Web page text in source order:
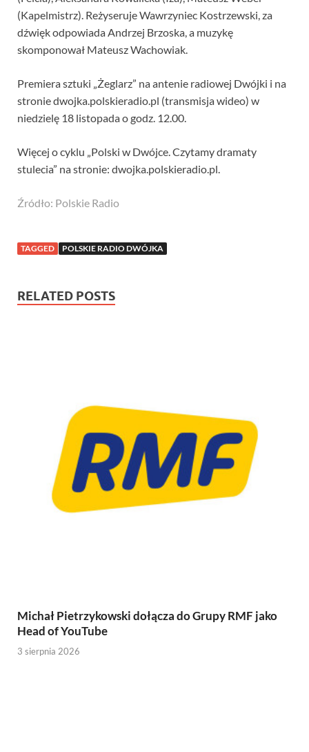
(Kapelmistrz). Reżyseruje Wawrzyniec Kostrzewski, za
dźwięk odpowiada Andrzej Brzoska, a muzykę
skomponował Mateusz Wachowiak.
Premiera sztuki „Żeglarz” na antenie radiowej Dwójki i na
stronie dwojka.polskieradio.pl (transmisja wideo) w
niedzielę 18 listopada o godz. 12.00.
Więcej o cyklu „Polski w Dwójce. Czytamy dramaty
stulecia” na stronie: dwojka.polskieradio.pl.
Źródło: Polskie Radio
TAGGED POLSKIE RADIO DWÓJKA
RELATED POSTS
Michał Pietrzykowski dołącza do Grupy RMF jako
Head of YouTube
3 sierpnia 2026